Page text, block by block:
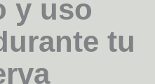
y uso
tu